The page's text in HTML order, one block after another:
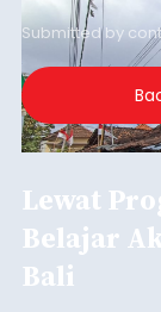
guna menjaga
kelompok desil
merosot ke
Submitted by
Lewat
Belajar
Bali